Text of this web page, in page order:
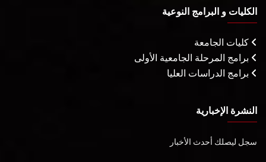
الكليات و البرامج النوعية
كليات الجامعة
برامج المرحلة الجامعية الأولى
برامج الدراسات العليا
النشرة الإخبارية
سجل ليصلك أحدث الأخبار